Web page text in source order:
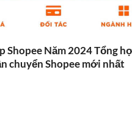
Shopee Năm 2024 Tổng
chuyển Shopee mới nhất